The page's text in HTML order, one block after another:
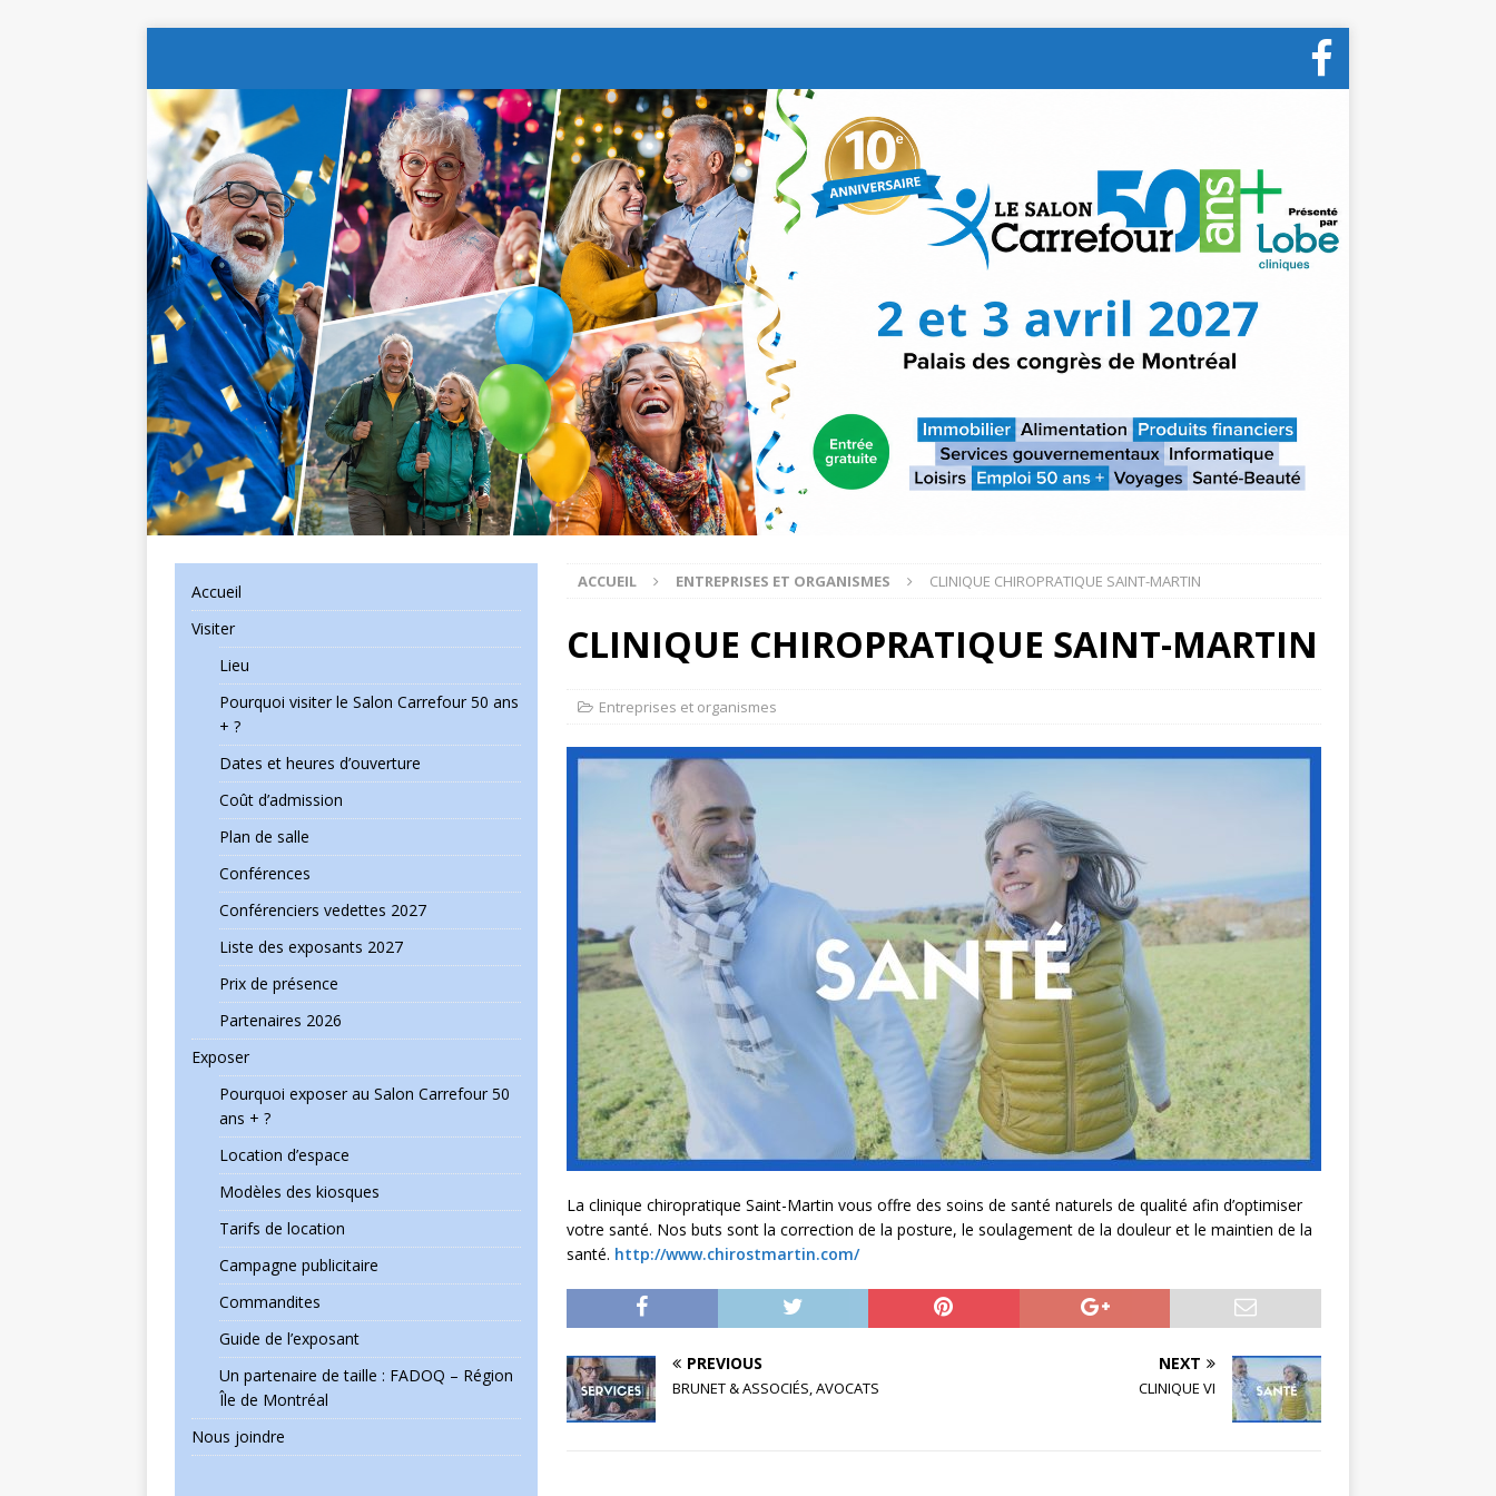
ACCUEIL ENTREPRISES ET ORGANISMES CLINIQUE CHIROPRATIQUE SAINT-MARTIN
CLINIQUE CHIROPRATIQUE SAINT-MARTIN
Entreprises et organismes
La clinique chiropratique Saint-Martin vous offre des soins de santé naturels de qualité afin d’optimiser
votre santé. Nos buts sont la correction de la posture, le soulagement de la douleur et le maintien de la
santé. http://www.chirostmartin.com/
PREVIOUS
BRUNET & ASSOCIÉS, AVOCATS
NEXT
CLINIQUE VI
Accueil
Visiter
Lieu
Pourquoi visiter le Salon Carrefour 50 ans
+ ?
Dates et heures d’ouverture
Coût d’admission
Plan de salle
Conférences
Conférenciers vedettes 2027
Liste des exposants 2027
Prix de présence
Partenaires 2026
Exposer
Pourquoi exposer au Salon Carrefour 50
ans + ?
Location d’espace
Modèles des kiosques
Tarifs de location
Campagne publicitaire
Commandites
Guide de l’exposant
Un partenaire de taille : FADOQ – Région
Île de Montréal
Nous joindre